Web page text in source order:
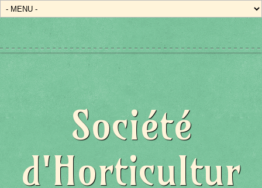
Société
d'Horticultur